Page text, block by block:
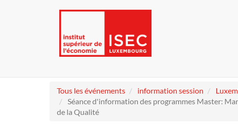
Tous les événements information session
Séance d'information des programmes Master:
de la Qualité